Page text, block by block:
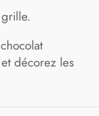
décorez les